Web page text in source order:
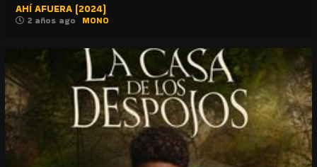
AHÍ AFUERA (2024)
2 años ago MONO